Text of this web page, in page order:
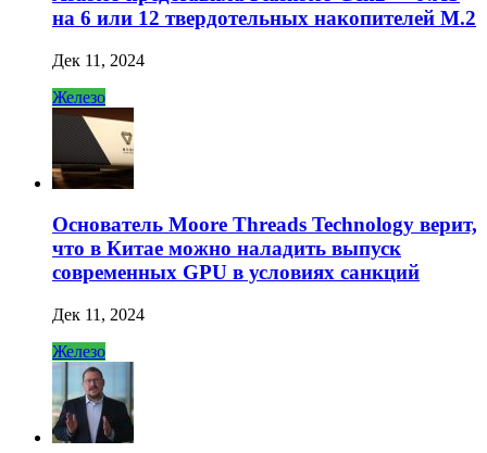
на 6 или 12 твердотельных накопителей M.2
Дек 11, 2024
Железо
Основатель Moore Threads Technology верит,
что в Китае можно наладить выпуск
современных GPU в условиях санкций
Дек 11, 2024
Железо